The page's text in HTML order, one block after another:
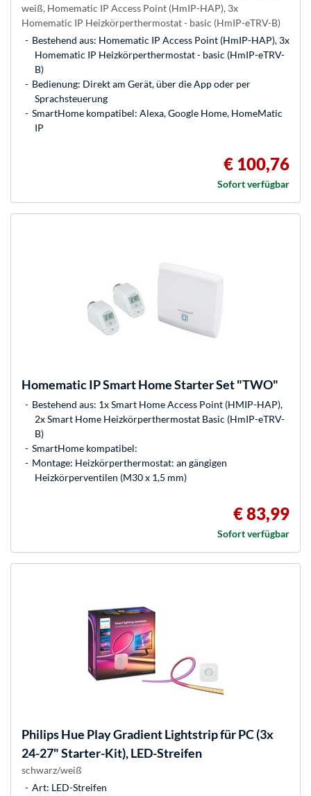
weiß, Homematic IP Access Point (HmIP-HAP), 3x
Homematic IP Heizkörperthermostat - basic (HmIP-eTRV-B)
Bestehend aus: Homematic IP Access Point (HmIP-HAP), 3x
Homematic IP Heizkörperthermostat - basic (HmIP-eTRV-
B)
Bedienung: Direkt am Gerät, über die App oder per
Sprachsteuerung
SmartHome kompatibel: Alexa, Google Home, HomeMatic
IP
€ 100,76
Sofort verfügbar
Homematic IPSmart Home Starter Set "TWO"
Bestehend aus: 1x Smart Home Access Point (HMIP-HAP),
2x Smart Home Heizkörperthermostat Basic (HmIP-eTRV-
B)
SmartHome kompatibel:
Montage: Heizkörperthermostat: an gängigen
Heizkörperventilen (M30 x 1,5 mm)
€ 83,99
Sofort verfügbar
Philips Hue Play Gradient Lightstrip für PC (3x
24-27" Starter-Kit), LED-Streifen
schwarz/weiß
Art: LED-Streifen